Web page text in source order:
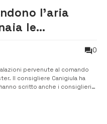
l’aria
le
0
pervenute al comando
Il consigliere Canigiula ha
scritto anche i consiglieri
ha sollecitato l’amministr...